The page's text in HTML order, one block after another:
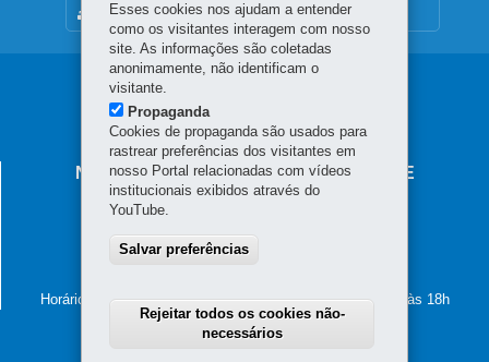
MAPA DO SITE
Navegação
principal
NÚCLEO REGIONAL DE EDUCAÇÃO DE
LARANJEIRAS DO SUL
85.301-070-Laranjeiras do Sul
Horário de atendimento: de segunda a sexta-feira, das 8h às 18h
Esses cookies nos ajudam a entender
como os visitantes interagem com nosso
site. As informações são coletadas
anonimamente, não identificam o
visitante.
Propaganda
Cookies de propaganda são usados para
rastrear preferências dos visitantes em
nosso Portal relacionadas com vídeos
institucionais exibidos através do
YouTube.
Salvar preferências
Rejeitar todos os cookies não-
necessários